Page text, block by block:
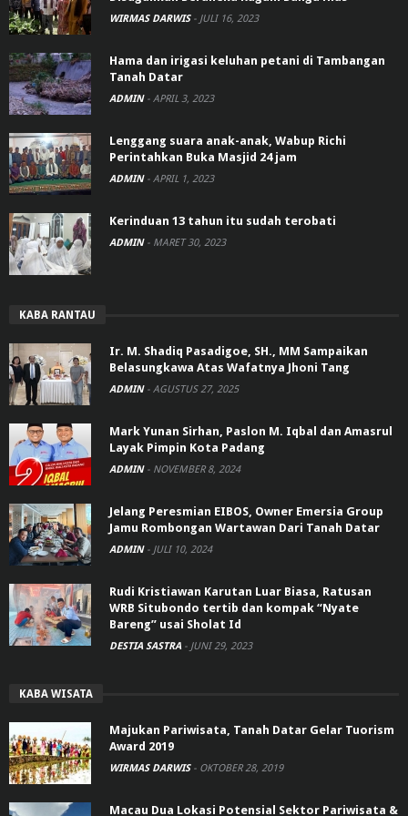
WIRMAS DARWIS - JULI 16, 2023
Hama dan irigasi keluhan petani di Tambangan
Tanah Datar
ADMIN - APRIL 3, 2023
Lenggang suara anak-anak, Wabup Richi
Perintahkan Buka Masjid 24 jam
ADMIN - APRIL 1, 2023
Kerinduan 13 tahun itu sudah terobati
ADMIN - MARET 30, 2023
KABA RANTAU
Ir. M. Shadiq Pasadigoe, SH., MM Sampaikan
Belasungkawa Atas Wafatnya Jhoni Tang
ADMIN - AGUSTUS 27, 2025
Mark Yunan Sirhan, Paslon M. Iqbal dan Amasrul
Layak Pimpin Kota Padang
ADMIN - NOVEMBER 8, 2024
Jelang Peresmian EIBOS, Owner Emersia Group
Jamu Rombongan Wartawan Dari Tanah Datar
ADMIN - JULI 10, 2024
Rudi Kristiawan Karutan Luar Biasa, Ratusan
WRB Situbondo tertib dan kompak “Nyate
Bareng” usai Sholat Id
DESTIA SASTRA - JUNI 29, 2023
KABA WISATA
Majukan Pariwisata, Tanah Datar Gelar Tuorism
Award 2019
WIRMAS DARWIS - OKTOBER 28, 2019
Macau Dua Lokasi Potensial Sektor Pariwisata &